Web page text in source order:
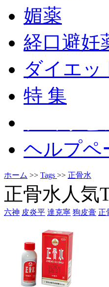
媚薬
経口避妊
ダイエッ
特 集
ヘルプペ
ホーム >> Tags >> 正骨水
正骨水人気
六神 皮炎平 達克寧 狗皮膏 正